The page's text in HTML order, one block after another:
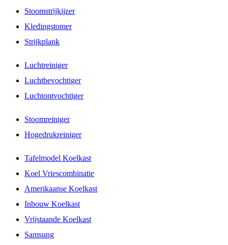
Stoomstrijkijzer
Kledingstomer
Strijkplank
Luchtreiniger
Luchtbevochtiger
Luchtontvochtiger
Stoomreiniger
Hogedrukreiniger
Tafelmodel Koelkast
Koel Vriescombinatie
Amerikaanse Koelkast
Inbouw Koelkast
Vrijstaande Koelkast
Samsung